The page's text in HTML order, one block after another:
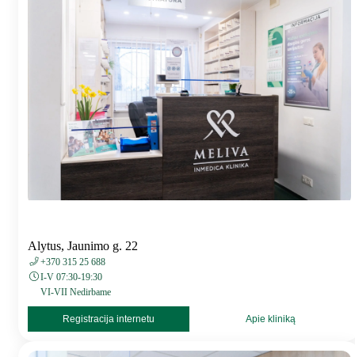
Alytus, Jaunimo g. 22
+370 315 25 688
I-V 07:30-19:30
VI-VII Nedirbame
Registracija internetu Apie kliniką